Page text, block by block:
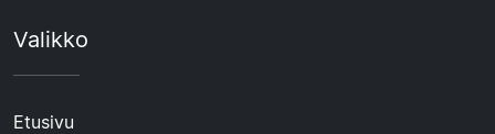
Valikko
Etusivu